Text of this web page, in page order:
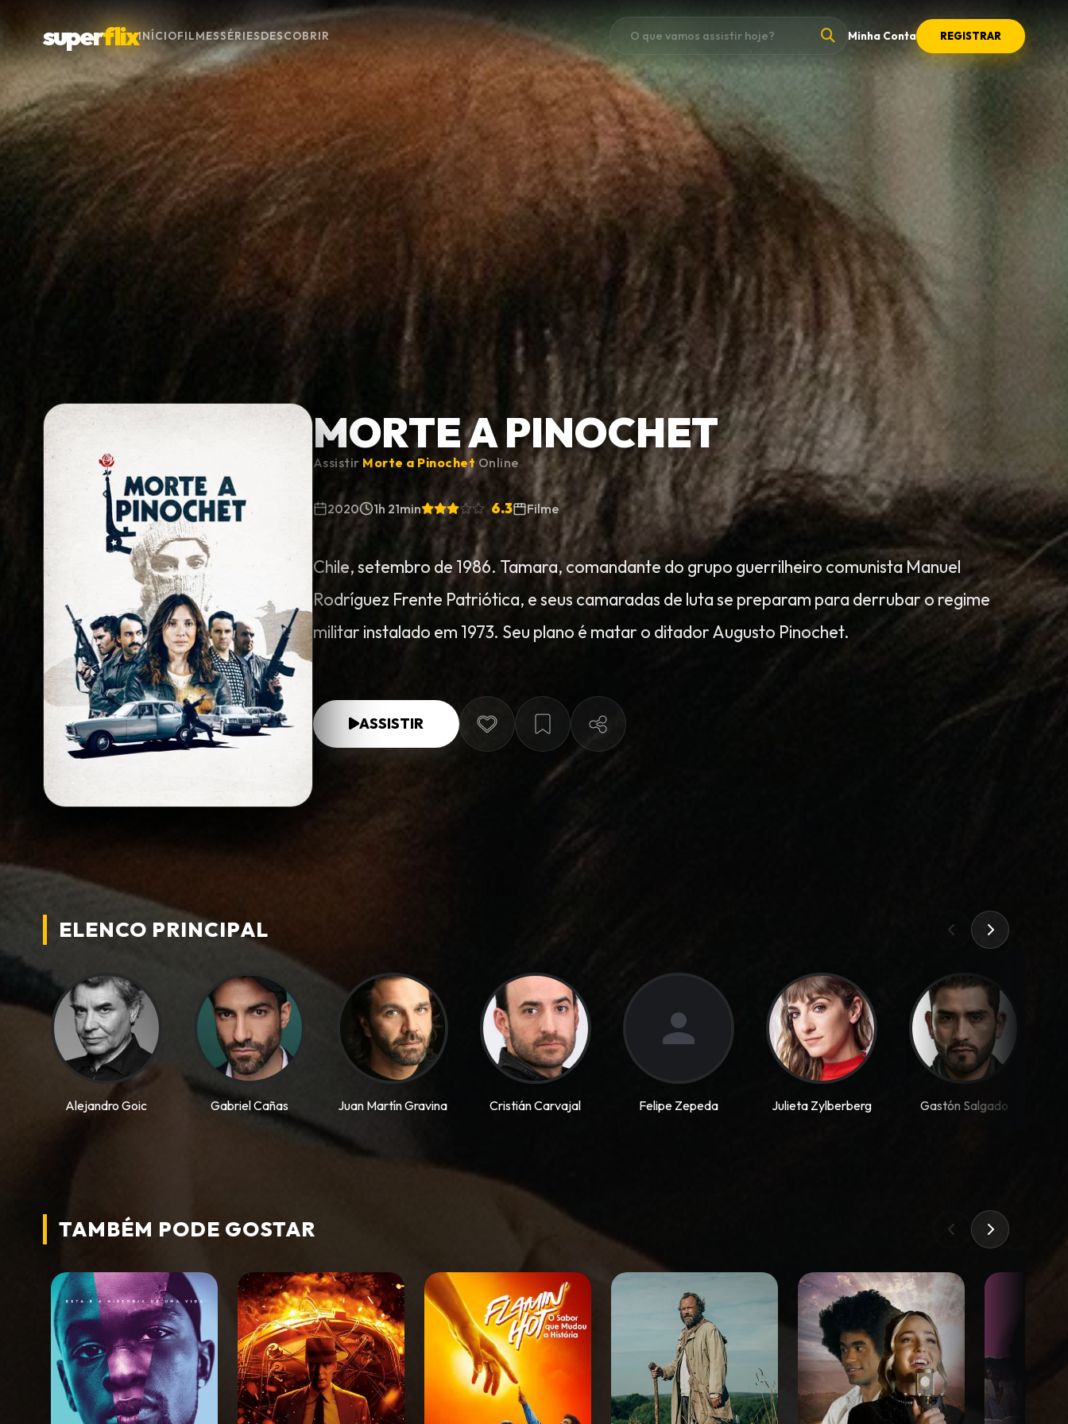
superflixINÍCIOFILMESSÉRIESDESCOBRIR Minha Conta REGISTRAR
Minha Lista
Pesquisar
MORTE A PINOCHET
Assistir Morte a Pinochet Online
2020 1h 21min 6.3 Filme
Chile, setembro de 1986. Tamara, comandante do grupo guerrilheiro comunista Manuel
Rodríguez Frente Patriótica, e seus camaradas de luta se preparam para derrubar o regime
militar instalado em 1973. Seu plano é matar o ditador Augusto Pinochet.
ASSISTIR
ELENCO PRINCIPAL
Alejandro Goic Gabriel Cañas Juan Martín Gravina Cristián Carvajal Felipe Zepeda Julieta Zylberberg Gastón Salgado
TAMBÉM PODE GOSTAR